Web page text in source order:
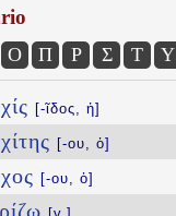
Ο Π Ρ Σ Τ Υ
[-ῖδος, ἡ]
[-ου, ὁ]
[-ου, ὁ]